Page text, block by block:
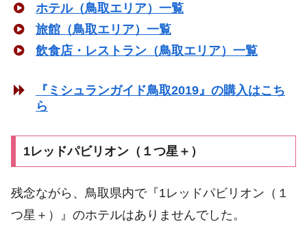
ホテル（鳥取エリア）一覧
旅館（鳥取エリア）一覧
飲食店・レストラン（鳥取エリア）一覧
『ミシュランガイド鳥取2019』の購入はこち
ら
1レッドパビリオン（１つ星＋）
残念ながら、鳥取県内で『1レッドパビリオン（１
つ星＋）』のホテルはありませんでした。